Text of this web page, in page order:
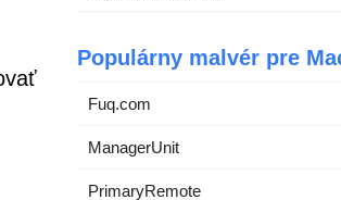
Populárny malvér pre
Fuq.com
ManagerUnit
PrimaryRemote